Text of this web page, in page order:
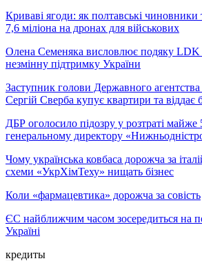
Криваві ягоди: як полтавські чиновники
7,6 міліона на дронах для військових
Олена Семеняка висловлює подяку LDK
незмінну підтримку України
Заступник голови Державного
Сергій Сверба купує квартири та віддає
ДБР оголосило підозру у розтраті
генеральному директору
Чому українська ковбаса дорожча за
схеми «УкрХімТеху» нищать бізнес
Коли «фармацевтика» дорожча за совість
ЄС найближчим часом зосередиться на
Україні
кредиты